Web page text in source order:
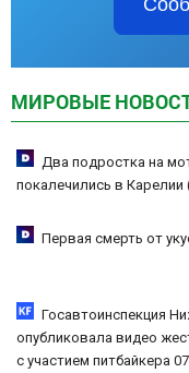
МИРОВЫЕ
Два подростка на
покалечились в
Первая смерть от
Госавтоинспекция
опубликовала видео
с участием питбайкера